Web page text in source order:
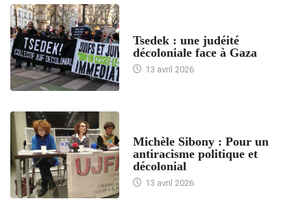
Tsedek : une judéité
décoloniale face à Gaza
13 avril 2026
Michèle Sibony : Pour un
antiracisme politique et
décolonial
13 avril 2026